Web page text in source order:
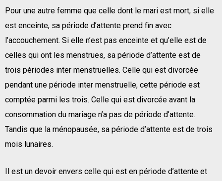
Pour une autre femme que celle dont le mari est mort, si elle
est enceinte, sa période d’attente prend fin avec
l’accouchement. Si elle n’est pas enceinte et qu’elle est de
celles qui ont les menstrues, sa période d’attente est de
trois périodes inter menstruelles. Celle qui est divorcée
pendant une période inter menstruelle, cette période est
comptée parmi les trois. Celle qui est divorcée avant la
consommation du mariage n’a pas de période d’attente.
Tandis que la ménopausée, sa période d’attente est de trois
mois lunaires.
Il est un devoir envers celle qui est en période d’attente et